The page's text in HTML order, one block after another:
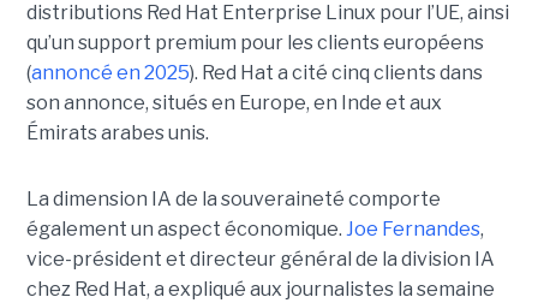
distributions Red Hat Enterprise Linux pour l’UE, ainsi
qu’un support premium pour les clients européens
(annoncé en 2025). Red Hat a cité cinq clients dans
son annonce, situés en Europe, en Inde et aux
Émirats arabes unis.
La dimension IA de la souveraineté comporte
également un aspect économique. Joe Fernandes,
vice-président et directeur général de la division IA
chez Red Hat, a expliqué aux journalistes la semaine